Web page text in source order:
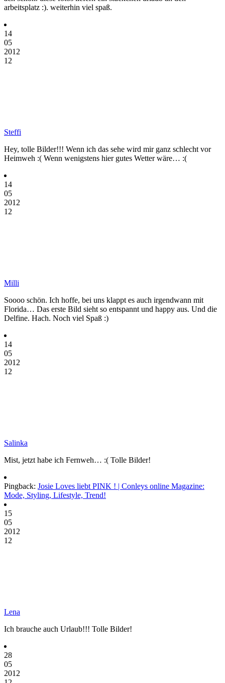
arbeitsplatz :). weiterhin viel spaß.
14
05
2012
12
Steffi
Hey, tolle Bilder!!! Wenn ich das sehe wird mir ganz schlecht vor
Heimweh :( Wenn wenigstens hier gutes Wetter wäre… :(
14
05
2012
12
Milli
Soooo schön. Ich hoffe, bei uns klappt es auch irgendwann mit
Florida… Das erste Bild sieht so entspannt und happy aus. Und die
Delfine. Hach. Noch viel Spaß :)
14
05
2012
12
Salinka
Mist, jetzt habe ich Fernweh… :( Tolle Bilder!
Pingback: Josie Loves liebt PINK ! | Conleys online Magazine:
Mode, Styling, Lifestyle, Trend!
15
05
2012
12
Lena
Ich brauche auch Urlaub!!! Tolle Bilder!
28
05
2012